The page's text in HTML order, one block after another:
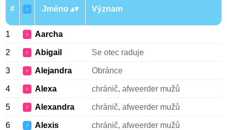
# ♂ Jméno Význam
1 ♀ Aarcha
2 ♀ Abigail Se otec raduje
3 ♀ Alejandra Obránce
4 ♀ Alexa chránič, afweerder mužů
5 ♀ Alexandra chránič, afweerder mužů
6 ♂ Alexis chránič, afweerder mužů